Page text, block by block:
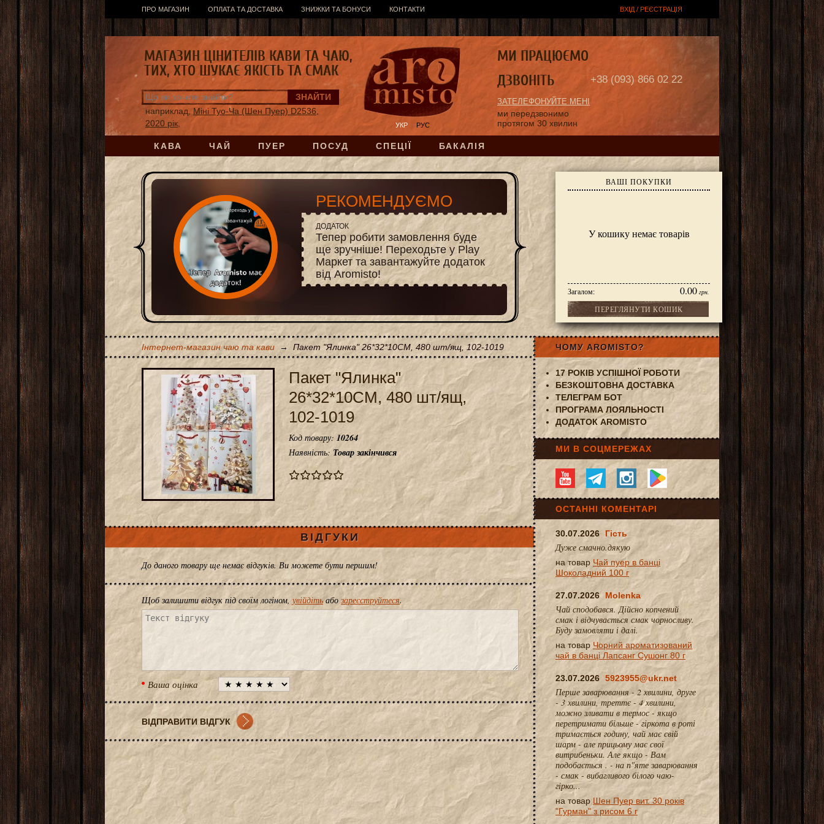
ПРО МАГАЗИН ОПЛАТА ТА ДОСТАВКА ЗНИЖКИ ТА БОНУСИ КОНТАКТИ ВХІД / РЕЄСТРАЦІЯ
КАВА ЧАЙ ПУЕР ПОСУД СПЕЦІЇ БАКАЛІЯ
УКР РУС
наприклад, Міні Туо-Ча (Шен Пуер) D2536,
2020 рік,
ВАШІ ПОКУПКИ
У кошику немає товарів
Загалом: 0.00 грн.
ПЕРЕГЛЯНУТИ КОШИК
+38 (093) 866 02 22
ЗАТЕЛЕФОНУЙТЕ МЕНІ
ми передзвонимо
протягом 30 хвилин
МАГАЗИН ЦІНИТЕЛІВ КАВИ ТА ЧАЮ,
ТИХ, ХТО ШУКАЄ ЯКІСТЬ ТА СМАК
МИ ПРАЦЮЄМО
ДЗВОНІТЬ
РЕКОМЕНДУЄМО
ДОДАТОК
Тепер робити замовлення буде
ще зручніше! Переходьте у Play
Маркет та завантажуйте додаток
від Aromisto!
Інтернет-магазин чаю та кави → Пакет "Ялинка" 26*32*10CM, 480 шт/ящ, 102-1019
Пакет "Ялинка"
26*32*10CM, 480 шт/ящ,
102-1019
Код товару: 10264
Наявність:Товар закінчився
ВІДГУКИ
До даного товару ще немає відгуків. Ви можете бути першим!
Щоб залишити відгук під своїм логіном, увійдітьабозареєструйтеся.
Ваша оцінка
ЧОМУ AROMISTO?
17 РОКІВ УСПІШНОЇ РОБОТИ
БЕЗКОШТОВНА ДОСТАВКА
ТЕЛЕГРАМ БОТ
ПРОГРАМА ЛОЯЛЬНОСТІ
ДОДАТОК AROMISTO
МИ В СОЦМЕРЕЖАХ
ОСТАННІ КОМЕНТАРІ
30.07.2026 Гість
Дуже смачно.дякую
на товар Чай пуер в банці
Шоколадний 100 г
27.07.2026 Molenka
Чай сподобався. Дійсно копчений
смак і відчувається смак чорносливу.
Буду замовляти і далі.
на товар Чорний ароматизований
чай в банці Лапсанг Сушонг 80 г
23.07.2026 5923955@ukr.net
Перше заварювання - 2 хвилини, друге
- 3 хвилини, треттє - 4 хвилини,
можно зливати в термос - якщо
перетримати більше - гіркота в роті
тримається годину, чай має свій
шарм - але прицьому має свої
витрибеньки. Але якщо - Вам
подобається . - на п"яте заварювання
- смак - вибагливого білого чаю-
гірко...
на товар Шен Пуер вит. 30 років
"Гурман" з рисом 6 г